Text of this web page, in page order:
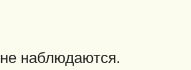
наблюдаются.